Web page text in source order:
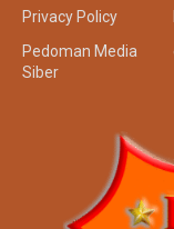
Kode Etik